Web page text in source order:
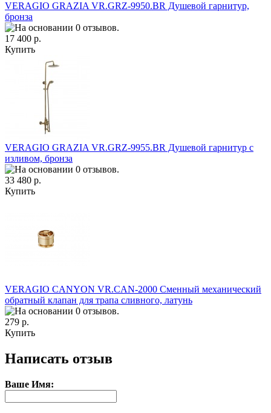
VERAGIO GRAZIA VR.GRZ-9950.BR Душевой гарнитур,
бронза
17 400 р.
Купить
VERAGIO GRAZIA VR.GRZ-9955.BR Душевой гарнитур с
изливом, бронза
33 480 р.
Купить
VERAGIO CANYON VR.CAN-2000 Сменный механический
обратный клапан для трапа сливного, латунь
279 р.
Купить
Написать отзыв
Ваше Имя: